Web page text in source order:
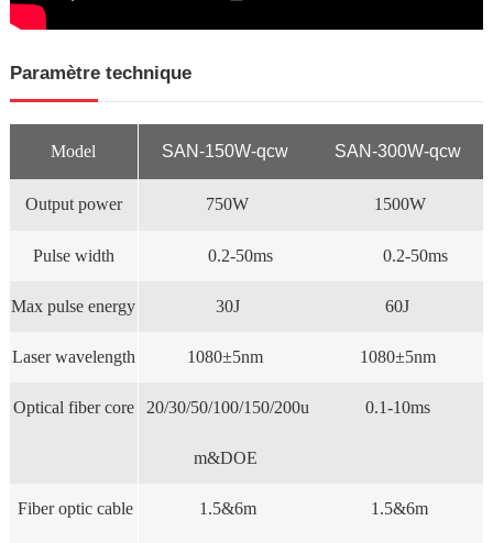
Paramètre technique
Model SAN-150W-qcw SAN-300W-qcw
Output power 750W 1500W
Pulse width 0.2-50ms 0.2-50ms
Max pulse energy 30J 60J
Laser wavelength 1080±5nm 1080±5nm
Optical fiber core 20/30/50/100/150/200u
m&DOE
0.1-10ms
Fiber optic cable 1.5&6m 1.5&6m